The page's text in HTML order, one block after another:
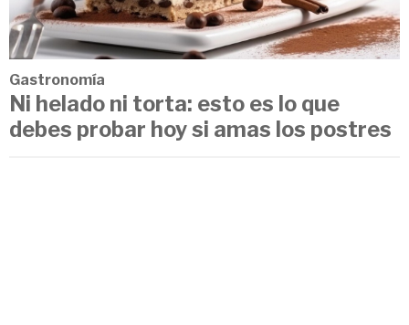
Gastronomía
Ni helado ni torta: esto es lo que
debes probar hoy si amas los postres